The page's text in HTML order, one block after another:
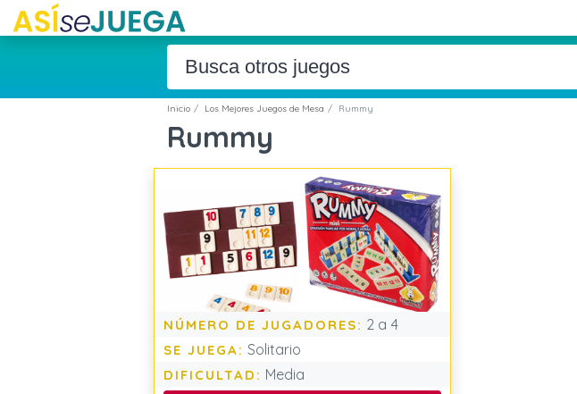
Inicio Los Mejores Juegos de Mesa Rummy
Rummy
NÚMERO DE JUGADORES: 2 a 4
SE JUEGA: Solitario
DIFICULTAD: Media